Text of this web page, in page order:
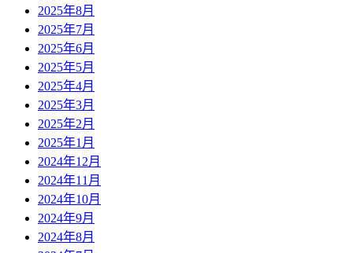
2025年8月
2025年7月
2025年6月
2025年5月
2025年4月
2025年3月
2025年2月
2025年1月
2024年12月
2024年11月
2024年10月
2024年9月
2024年8月